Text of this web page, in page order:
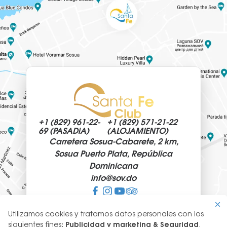
+1 (829) 961-22-
69 (PASADiA)
+1 (829) 571-21-22
(ALOJAMIENTO)
Carretera Sosua-Cabarete, 2 km,
Sosua Puerto Plata, República
Dominicana
info@sov.do
Uso
Utilizamos cookies y tratamos datos personales con los
siguientes fines: Publicidad y marketing & Seguridad.